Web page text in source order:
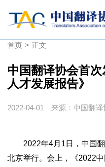
首页 > 正文
中国翻译协会首
人才发展报告》
2022-04-01 来源：中国翻译
2022年4月1日，中国
北京举行。会上，《2022